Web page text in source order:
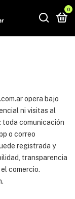
0
opera bajo
ni visitas al
toda comunicación
o correo
registrada y
transparencia
comercio.